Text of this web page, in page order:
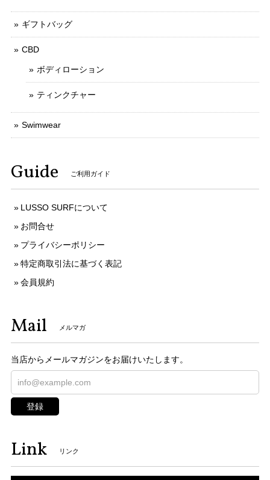
ギフトバッグ
CBD
ボディローション
ティンクチャー
Swimwear
Guide ご利用ガイド
LUSSO SURFについて
お問合せ
プライバシーポリシー
特定商取引法に基づく表記
会員規約
Mail メルマガ
当店からメールマガジンをお届けいたします。
登録
Link リンク